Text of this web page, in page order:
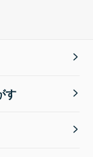
す